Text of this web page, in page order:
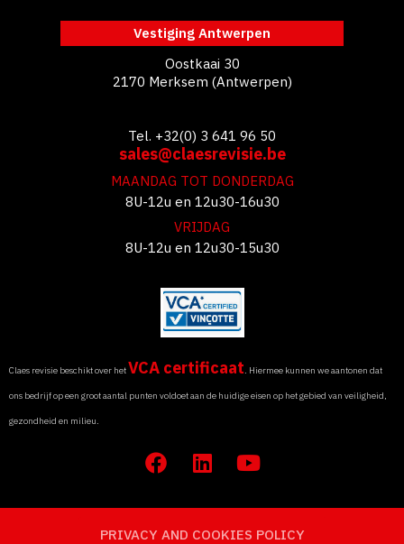
Vestiging Antwerpen
Oostkaai 30
2170 Merksem (Antwerpen)
Tel. +32(0) 3 641 96 50
sales@claesrevisie.be
MAANDAG TOT DONDERDAG
8U-12u en 12u30-16u30
VRIJDAG
8U-12u en 12u30-15u30
Claes revisie beschikt over hetVCA certificaat. Hiermee kunnen we aantonen dat
ons bedrijf op een groot aantal punten voldoet aan de huidige eisen op het gebied van veiligheid,
gezondheid en milieu.
F
a
c
e
L
n
k
Y
u
t
PRIVACY AND COOKIES POLICY